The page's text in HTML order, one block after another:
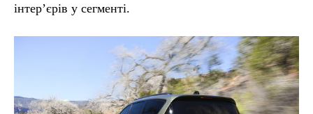
інтер’єрів у сегменті.